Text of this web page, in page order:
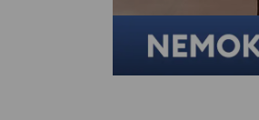
Daugiau nei 7 teigiamų